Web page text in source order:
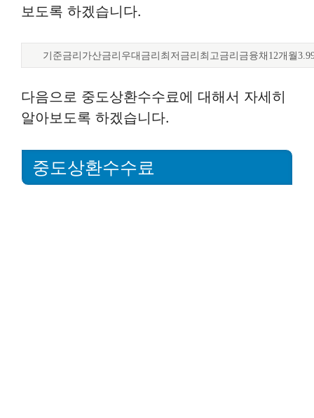
보도록 하겠습니다.
기준금리가산금리우대금리최저금리최고금리금융채12개월
다음으로 중도상환수수료에 대해서 자세히
알아보도록 하겠습니다.
중도상환수수료